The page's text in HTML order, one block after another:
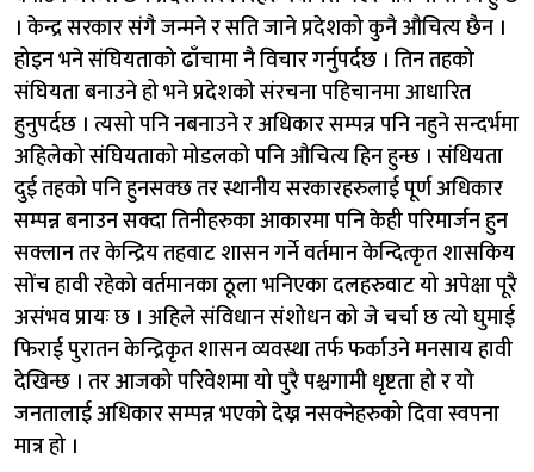
। केन्द्र सरकार संगै जन्मने र सति जाने प्रदेशको कुनै औचित्य छैन ।
होइन भने संघियताको ढाँचामा नै विचार गर्नुपर्दछ । तिन तहको
संघियता बनाउने हो भने प्रदेशको संरचना पहिचानमा आधारित
हुनुपर्दछ । त्यसो पनि नबनाउने र अधिकार सम्पन्न पनि नहुने सन्दर्भमा
अहिलेको संघियताको मोडलको पनि औचित्य हिन हुन्छ । संधियता
दुई तहको पनि हुनसक्छ तर स्थानीय सरकारहरुलाई पूर्ण अधिकार
सम्पन्न बनाउन सक्दा तिनीहरुका आकारमा पनि केही परिमार्जन हुन
सक्लान तर केन्द्रिय तहवाट शासन गर्ने वर्तमान केन्दित्कृत शासकिय
सोंच हावी रहेको वर्तमानका ठूला भनिएका दलहरुवाट यो अपेक्षा पूरै
असंभव प्रायः छ । अहिले संविधान संशोधन को जे चर्चा छ त्यो घुमाई
फिराई पुरातन केन्द्रिकृत शासन व्यवस्था तर्फ फर्काउने मनसाय हावी
देखिन्छ । तर आजको परिवेशमा यो पुरै पश्चगामी धृष्टता हो र यो
जनतालाई अधिकार सम्पन्न भएको देख्न नसक्नेहरुको दिवा स्वपना
मात्र हो ।